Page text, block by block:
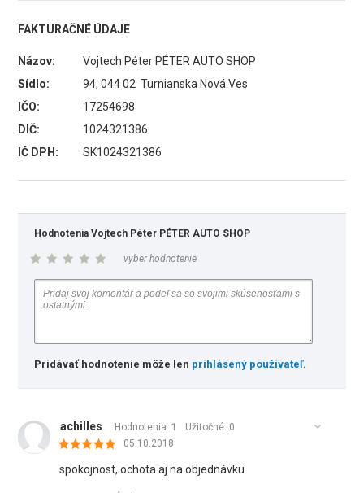
FAKTURAČNÉ ÚDAJE
Názov:
Vojtech Péter PÉTER AUTO SHOP
Sídlo:
94, 044 02 Turnianska Nová Ves
IČO:
17254698
DIČ:
1024321386
IČ DPH:
SK1024321386
Hodnotenia Vojtech Péter PÉTER AUTO SHOP
vyber hodnotenie
Pridávať hodnotenie môže len prihlásený používateľ.
achilles Hodnotenia: 1 Užitočné: 0
05.10.2018
spokojnost, ochota aj na objednávku